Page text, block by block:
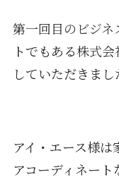
第一回目のビジネ
トでもある株式会
していただきまし
アイ・エース様は
アコーディネー